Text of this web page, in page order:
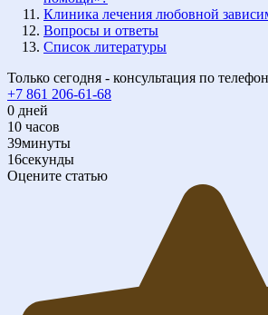
Клиника лечения любовной
Вопросы и ответы
Список литературы
Только сегодня - консультация по
+7 861 206-61-68
0 дней
10 часов
39минуты
16секунды
Оцените статью